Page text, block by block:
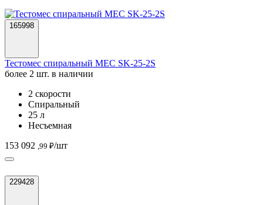
165998
Тестомес спиральный MEC SK-25-2S
более 2 шт. в наличии
2 скорости
Спиральный
25 л
Несъемная
153 092 ,99 ₽/шт
229428